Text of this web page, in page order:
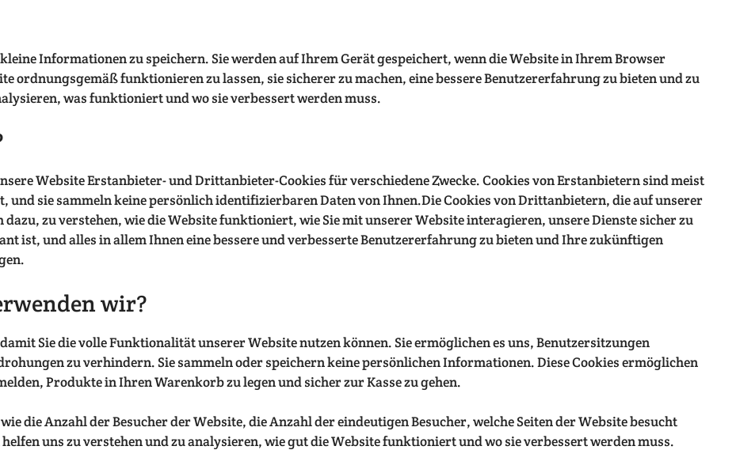
Informationen zu speichern. Sie werden auf Ihrem Gerät gespeichert, wenn die Website in Ihrem Browser
ordnungsgemäß funktionieren zu lassen, sie sicherer zu machen, eine bessere Benutzererfahrung zu bieten und zu
was funktioniert und wo sie verbessert werden muss.
Website Erstanbieter- und Drittanbieter-Cookies für verschiedene Zwecke. Cookies von Erstanbietern sind meist
sie sammeln keine persönlich identifizierbaren Daten von Ihnen.Die Cookies von Drittanbietern, die auf unserer
zu verstehen, wie die Website funktioniert, wie Sie mit unserer Website interagieren, unsere Dienste sicher zu
ist, und alles in allem Ihnen eine bessere und verbesserte Benutzererfahrung zu bieten und Ihre zukünftigen
wir?
Sie die volle Funktionalität unserer Website nutzen können. Sie ermöglichen es uns, Benutzersitzungen
zu verhindern. Sie sammeln oder speichern keine persönlichen Informationen. Diese Cookies ermöglichen
Produkte in Ihren Warenkorb zu legen und sicher zur Kasse zu gehen.
die Anzahl der Besucher der Website, die Anzahl der eindeutigen Besucher, welche Seiten der Website besucht
helfen uns zu verstehen und zu analysieren, wie gut die Website funktioniert und wo sie verbessert werden muss.